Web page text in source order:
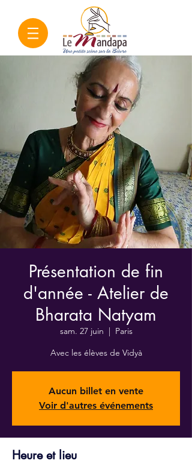
Présentation de fin
d'année - Atelier de
Bharata Natyam
sam. 27 juin
  |
Paris
Avec les élèves de Vidyà
Aucun billet en vente
Voir d'autres événements
Heure et lieu